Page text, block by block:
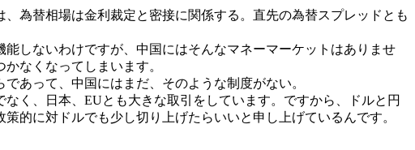
為替相場は金利裁定と密接に関係する。直先の為替スプレッドとも
しないわけですが、中国にはそんなマネーマーケットはありませ
なくなってしまいます。
あって、中国にはまだ、そのような制度がない。
く、日本、EUとも大きな取引をしています。ですから、ドルと円
的に対ドルでも少し切り上げたらいいと申し上げているんです。